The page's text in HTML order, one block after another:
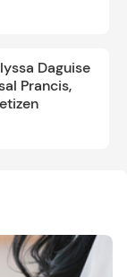
Daguise
Prancis,